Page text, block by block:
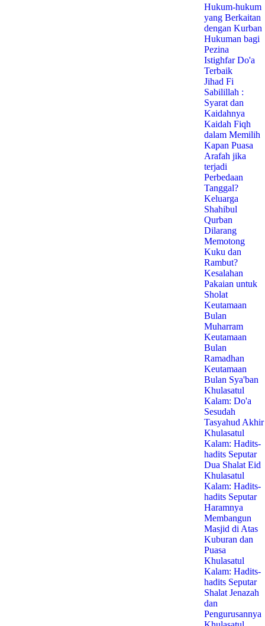
Hukum-hukum
yang Berkaitan
dengan Kurban
Hukuman bagi
Pezina
Istighfar Do'a
Terbaik
Jihad Fi
Sabilillah :
Syarat dan
Kaidahnya
Kaidah Fiqh
dalam Memilih
Kapan Puasa
Arafah jika
terjadi
Perbedaan
Tanggal?
Keluarga
Shahibul
Qurban
Dilarang
Memotong
Kuku dan
Rambut?
Kesalahan
Pakaian untuk
Sholat
Keutamaan
Bulan
Muharram
Keutamaan
Bulan
Ramadhan
Keutamaan
Bulan Sya'ban
Khulasatul
Kalam: Do'a
Sesudah
Tasyahud Akhir
Khulasatul
Kalam: Hadits-
hadits Seputar
Dua Shalat Eid
Khulasatul
Kalam: Hadits-
hadits Seputar
Haramnya
Membangun
Masjid di Atas
Kuburan dan
Puasa
Khulasatul
Kalam: Hadits-
hadits Seputar
Shalat Jenazah
dan
Pengurusannya